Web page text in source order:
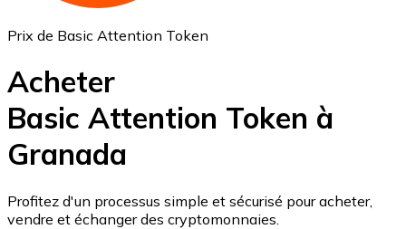
USD Coin
USDC
Prix de Basic Attention Token
Acheter
Basic Attention Token à
Granada
Profitez d'un processus simple et sécurisé pour acheter,
vendre et échanger des cryptomonnaies.